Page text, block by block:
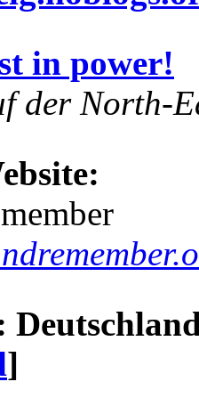
in power!
der North-
]